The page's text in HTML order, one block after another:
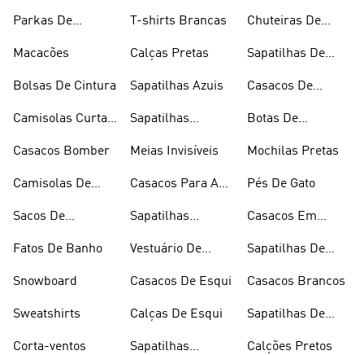
Parkas De
Macacões
Bolsas De Cintura
Camisolas Curtas
Casacos Bomber
Camisolas De
Sacos De
Fatos De Banho
Snowboard
Sweatshirts
Corta-ventos
T-shirts Brancas
Calças Pretas
Sapatilhas Azuis
Sapatilhas
Meias Invisíveis
Casacos Para A
Sapatilhas
Vestuário De
Casacos De Esqui
Calças De Esqui
Sapatilhas
Chuteiras De
Sapatilhas De
Casacos De
Botas De
Mochilas Pretas
Pés De Gato
Casacos Em
Sapatilhas De
Casacos Brancos
Sapatilhas De
Calções Pretos